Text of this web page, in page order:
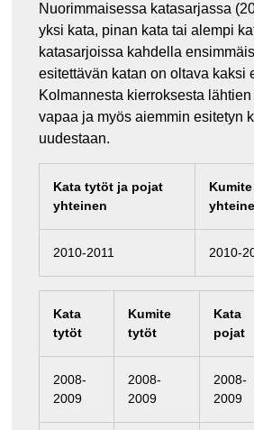
Nuorimmaisessa katasarjassa
yksi kata, pinan kata tai alempi
katasarjoissa kahdella
esitettävän katan on oltava kaksi
Kolmannesta kierroksesta
vapaa ja myös aiemmin esitetyn
uudestaan.
Kata tytöt ja pojat
yhteinen
2010-2011 2010-
Kata
tytöt
Kumite
tytöt
Kata
pojat
2008-
2009
2008-
2009
2008-
2009